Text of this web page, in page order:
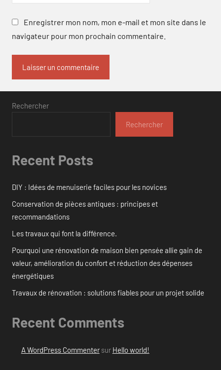
Enregistrer mon nom, mon e-mail et mon site dans le
navigateur pour mon prochain commentaire.
Rechercher
Rechercher
Recent Posts
DIY : Idées de menuiserie faciles pour les novices
Conservation de pièces antiques : principes et
recommandations
Les travaux qui font la différence.
Pourquoi une rénovation de maison bien pensée allie gain de
valeur, amélioration du confort et réduction des dépenses
énergétiques
Travaux de rénovation : solutions fiables pour un projet solide
Recent Comments
A WordPress Commentersur Hello world!